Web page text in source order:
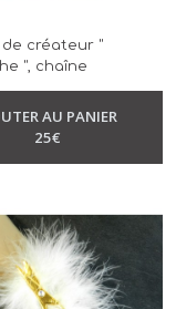
créateur "
", chaîne
en métal argenté,
modèle unique,
la main, fermoir T
AU PANIER
25€